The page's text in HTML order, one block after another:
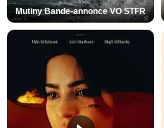
Mutiny Bande-annonce VO STFR